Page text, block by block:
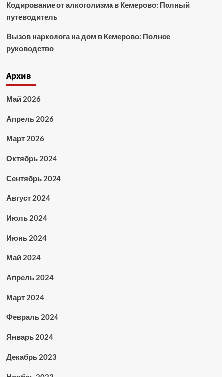
Кодирование от алкоголизма в Кемерово: Полный
путеводитель
Вызов нарколога на дом в Кемерово: Полное
руководство
Архив
Май 2026
Апрель 2026
Март 2026
Октябрь 2024
Сентябрь 2024
Август 2024
Июль 2024
Июнь 2024
Май 2024
Апрель 2024
Март 2024
Февраль 2024
Январь 2024
Декабрь 2023